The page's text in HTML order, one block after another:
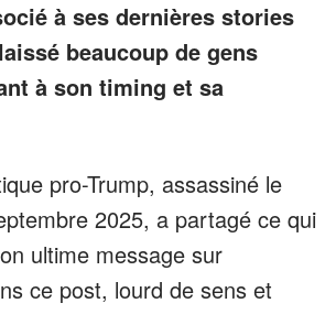
à ses dernières stories
beaucoup de gens
à son timing et sa
pro-Trump, assassiné le
2025, a partagé ce qui
ultime message sur
ce post, lourd de sens et